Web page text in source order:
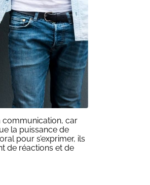
communication, car
la puissance de
pour s’exprimer, ils
de réactions et de